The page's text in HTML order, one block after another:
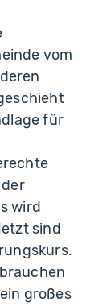
vom
für
wird
sind
großes